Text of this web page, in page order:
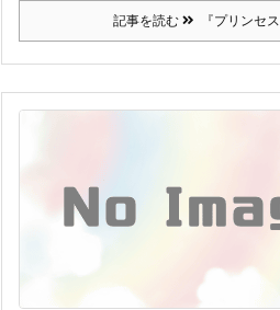
記事を読む 『プリンセ